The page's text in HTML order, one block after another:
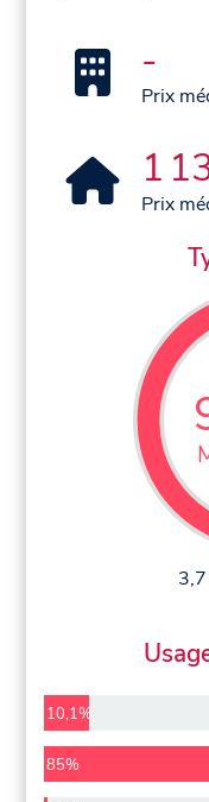
-
Prix
1
Prix
10,1%
85%